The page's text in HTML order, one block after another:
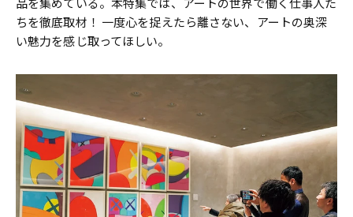
品を集めている。本特集では、アートの世界で働く仕事人た
ちを徹底取材！ 一度心を捉えたら離さない、アートの奥深
い魅力を感じ取ってほしい。